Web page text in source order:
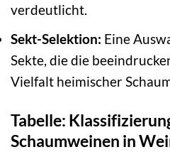
verdeutlicht.
Sekt-Selektion: Eine
Sekte, die die
Vielfalt heimischer
Tabelle:
Schaumweinen in